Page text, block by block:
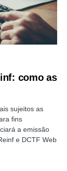
como as
sujeitos as
fins
a emissão
e DCTF Web